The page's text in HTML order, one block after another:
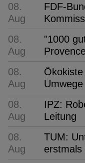
08.
Aug
FDF-
08.
Aug
"1000
08.
Aug
Umwege
08.
Aug
IPZ:
Leitung
08.
Aug
TUM:
erstmals